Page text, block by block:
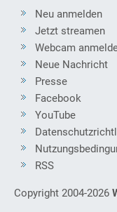
Neu anmelden
Jetzt streamen
Webcam
Neue Nachricht
Presse
Facebook
YouTube
RSS
Copyright 2004-2026